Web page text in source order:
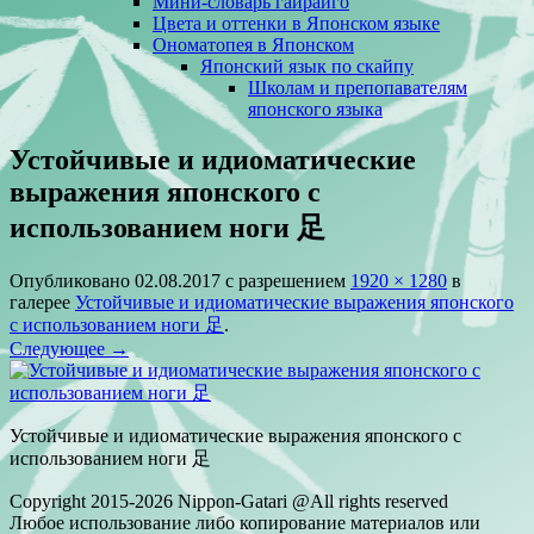
Цвета и оттенки в Японском языке
Ономатопея в Японском
Японский язык по скайпу
Школам и препопавателям
японского языка
Устойчивые и идиоматические
выражения японского с
использованием ноги 足
Опубликовано 02.08.2017 с разрешением 1920 × 1280 в
галерее Устойчивые и идиоматические выражения японского
с использованием ноги 足.
Следующее →
Устойчивые и идиоматические выражения японского с
использованием ноги 足
Copyright 2015-2026 Nippon-Gatari @All rights reserved
Любое использование либо копирование материалов или